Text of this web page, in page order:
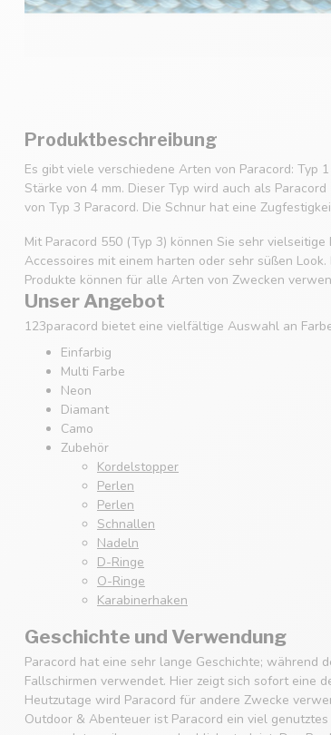
Produktbeschreibung
Es gibt viele verschiedene Arten von Paracord: Typ
Stärke von 4 mm. Dieser Typ wird auch als
von Typ 3 Paracord. Die Schnur hat eine
Mit Paracord 550 (Typ 3) können Sie sehr
Accessoires mit einem harten oder sehr süßen
Produkte können für alle Arten von Zwecken
Unser Angebot
123paracord bietet eine vielfältige Auswahl an
Einfarbig
Multi Farbe
Neon
Diamant
Camo
Zubehör
Kordelstopper
Perlen
Perlen
Schnallen
Nadeln
D-Ringe
O-Ringe
Karabinerhaken
Geschichte und Verwendung
Paracord hat eine sehr lange Geschichte; während
Fallschirmen verwendet. Hier zeigt sich sofort eine
Heutzutage wird Paracord für andere Zwecke
Outdoor & Abenteuer ist Paracord ein viel